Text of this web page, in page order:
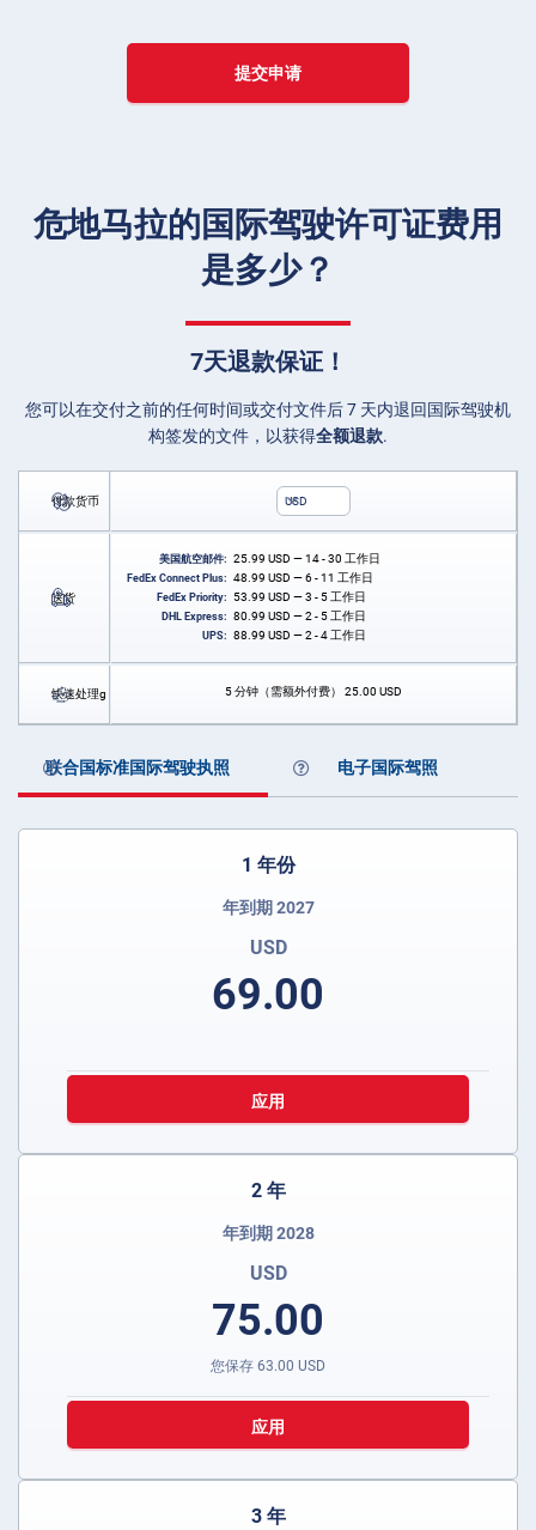
提交申请
危地马拉的国际驾驶许可证费用
是多少？
7天退款保证！
您可以在交付之前的任何时间或交付文件后 7 天内退回国际驾驶机
构签发的文件，以获得全额退款.
付款货币 USD
送货
美国航空邮件: 25.99 USD — 14 - 30 工作日
FedEx Connect Plus: 48.99 USD — 6 - 11 工作日
FedEx Priority: 53.99 USD — 3 - 5 工作日
DHL Express: 80.99 USD — 2 - 5 工作日
UPS: 88.99 USD — 2 - 4 工作日
快速处理g 5 分钟（需额外付费） 25.00 USD
联合国标准国际驾驶执照 电子国际驾照
1 年份
年到期 2027
USD
69.00
应用
2 年
年到期 2028
USD
75.00
您保存 63.00 USD
应用
3 年